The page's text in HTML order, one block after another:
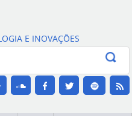
Canais
E INOVAÇÕES